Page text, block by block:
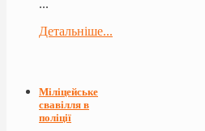
...
Детальніше...
Міліцейське
свавілля в
поліції